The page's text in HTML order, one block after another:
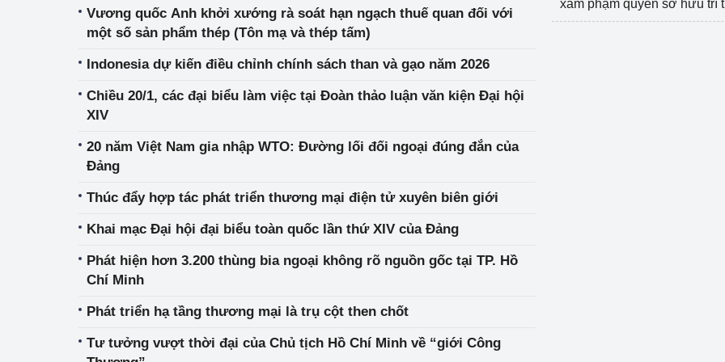
Vương quốc Anh khởi xướng rà soát hạn ngạch thuế quan đối với
một số sản phẩm thép (Tôn mạ và thép tấm)
Indonesia dự kiến điều chỉnh chính sách than và gạo năm 2026
Chiều 20/1, các đại biểu làm việc tại Đoàn thảo luận văn kiện Đại hội
XIV
20 năm Việt Nam gia nhập WTO: Đường lối đối ngoại đúng đắn của
Đảng
Thúc đẩy hợp tác phát triển thương mại điện tử xuyên biên giới
Khai mạc Đại hội đại biểu toàn quốc lần thứ XIV của Đảng
Phát hiện hơn 3.200 thùng bia ngoại không rõ nguồn gốc tại TP. Hồ
Chí Minh
Phát triển hạ tầng thương mại là trụ cột then chốt
Tư tưởng vượt thời đại của Chủ tịch Hồ Chí Minh về “giới Công
xâm phạm quyền sở hữu trí